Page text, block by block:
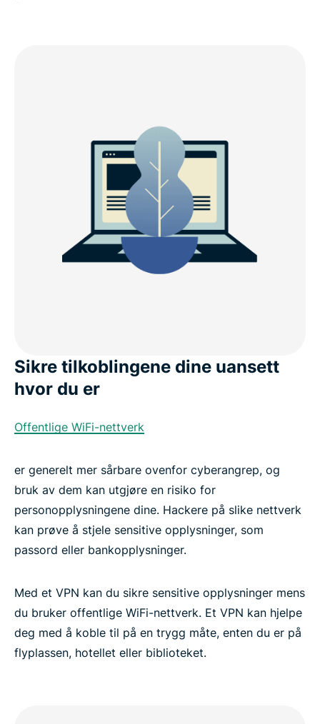
Sikre tilkoblingene dine uansett
hvor du er
Offentlige WiFi-nettverk
er generelt mer sårbare ovenfor cyberangrep, og
bruk av dem kan utgjøre en risiko for
personopplysningene dine. Hackere på slike nettverk
kan prøve å stjele sensitive opplysninger, som
passord eller bankopplysninger.
Med et VPN kan du sikre sensitive opplysninger mens
du bruker offentlige WiFi-nettverk. Et VPN kan hjelpe
deg med å koble til på en trygg måte, enten du er på
flyplassen, hotellet eller biblioteket.